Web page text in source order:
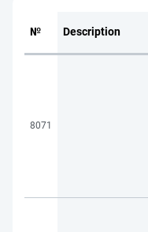
№ Description
8071